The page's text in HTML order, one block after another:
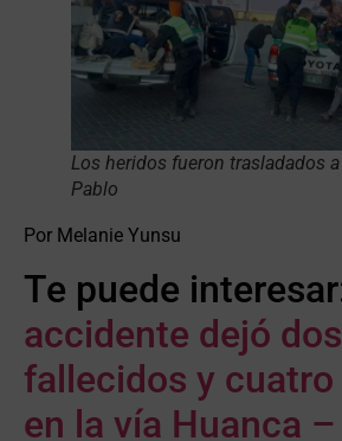
Los heridos fueron trasladados
Pablo
Por Melanie Yunsu
Te puede
accidente dejó dos
fallecidos y
en la vía Huanca –